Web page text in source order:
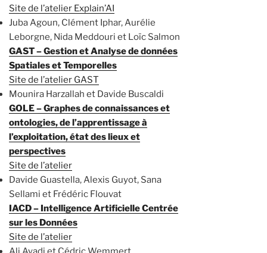
Site de l’atelier Explain’AI
Juba Agoun, Clément Iphar, Aurélie
Leborgne, Nida Meddouri et Loïc Salmon
GAST – Gestion et Analyse de données
Spatiales et Temporelles
Site de l’atelier GAST
Mounira Harzallah et Davide Buscaldi
GOLE – Graphes de connaissances et
ontologies, de l’apprentissage à
l’exploitation, état des lieux et
perspectives
Site de l’atelier
Davide Guastella, Alexis Guyot, Sana
Sellami et Frédéric Flouvat
IACD – Intelligence Artificielle Centrée
sur les Données
Site de l’atelier